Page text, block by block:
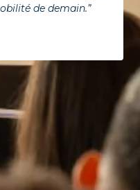
de demain.”